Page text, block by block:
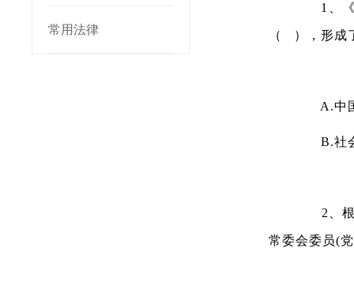
常用法律
1、《中
（ ），形成
A.中国
B.社会
2、根
常委会委员(